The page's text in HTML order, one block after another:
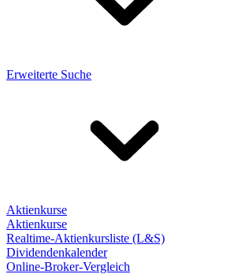
Erweiterte Suche
Aktienkurse
Aktienkurse
Realtime-Aktienkursliste (L&S)
Dividendenkalender
Online-Broker-Vergleich